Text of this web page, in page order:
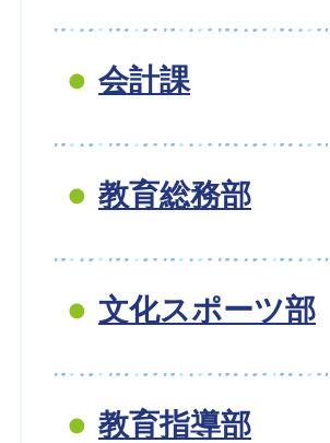
会計課
教育総務部
文化スポーツ部
教育指導部